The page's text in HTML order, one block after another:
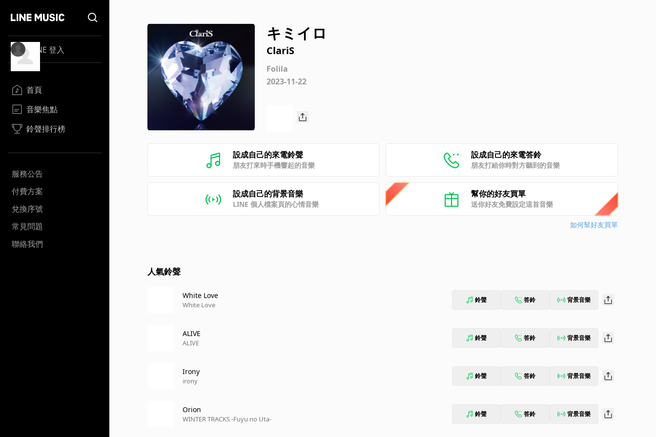
LINE 登入
首頁
音樂焦點
鈴聲排行榜
服務公告
付費方案
兌換序號
常見問題
聯絡我們
キミイロ
ClariS
Folila
2023-11-22
設成自己的來電鈴聲
朋友打來時手機響起的音樂
設成自己的來電答鈴
朋友打給你時對方聽到的音樂
設成自己的背景音樂
LINE 個人檔案頁的心情音樂
幫你的好友買單
送你好友免費設定這首音樂
如何幫好友買單
人氣鈴聲
White Love
White Love
鈴聲 答鈴 背景音樂
ALIVE
ALIVE
鈴聲 答鈴 背景音樂
Irony
irony
鈴聲 答鈴 背景音樂
Orion
WINTER TRACKS -Fuyu no Uta-
鈴聲 答鈴 背景音樂